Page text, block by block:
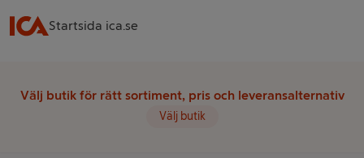
Startsida ica.se
Välj butik för rätt sortiment, pris och leveransalternativ
Välj butik